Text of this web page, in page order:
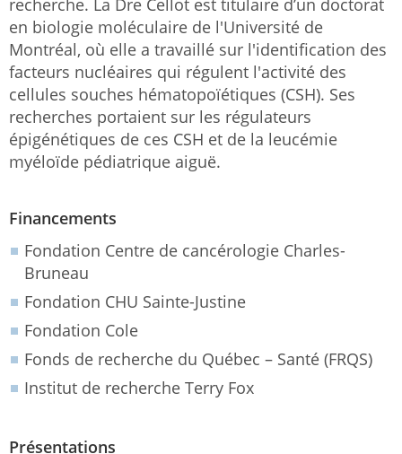
recherche. La Dre Cellot est titulaire d’un doctorat
en biologie moléculaire de l'Université de
Montréal, où elle a travaillé sur l'identification des
facteurs nucléaires qui régulent l'activité des
cellules souches hématopoïétiques (CSH). Ses
recherches portaient sur les régulateurs
épigénétiques de ces CSH et de la leucémie
myéloïde pédiatrique aiguë.
Financements
Fondation Centre de cancérologie Charles-
Bruneau
Fondation CHU Sainte-Justine
Fondation Cole
Fonds de recherche du Québec – Santé (FRQS)
Institut de recherche Terry Fox
Présentations